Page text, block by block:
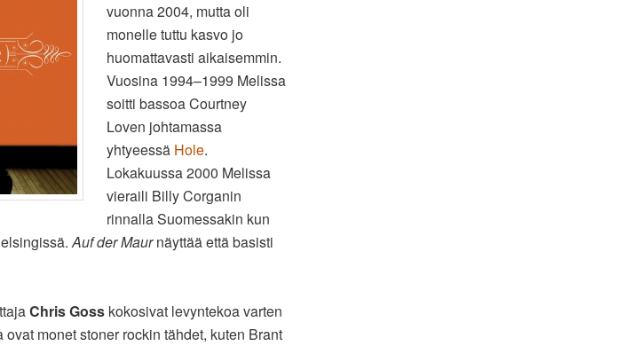
vuonna 2004, mutta oli
monelle tuttu kasvo jo
huomattavasti aikaisemmin.
Vuosina 1994–1999 Melissa
soitti bassoa Courtney
Loven johtamassa
yhtyeessä Hole.
Lokakuussa 2000 Melissa
vieraili Billy Corganin
rinnalla Suomessakin kun
Auf der Maurnäyttää että basisti
Chris Gosskokosivat levyntekoa varten
monet stoner rockin tähdet, kuten Brant